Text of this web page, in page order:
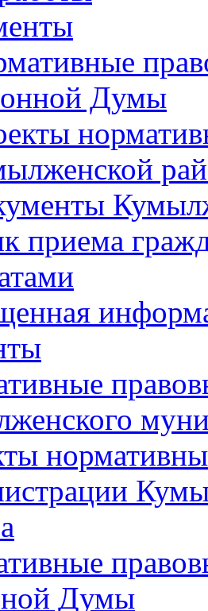
Думы
приема
Думы